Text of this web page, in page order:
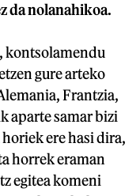
da nolanahikoa.
kontsolamendu
gure arteko
Frantzia,
aparte samar bizi
ere hasi dira,
horrek eraman
egitea komeni